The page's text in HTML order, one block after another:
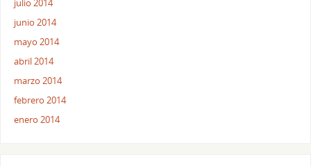
julio 2014
junio 2014
mayo 2014
abril 2014
marzo 2014
febrero 2014
enero 2014